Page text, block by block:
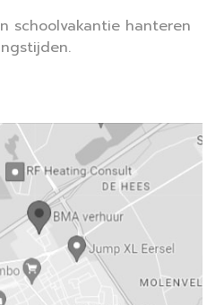
schoolvakantie hanteren